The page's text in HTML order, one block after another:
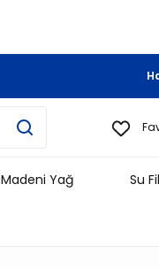
Madeni Yağ Su